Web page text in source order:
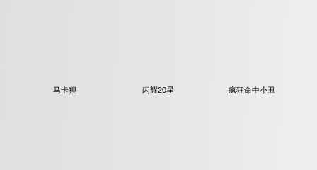
马卡狸 闪耀20星 疯狂命中小丑